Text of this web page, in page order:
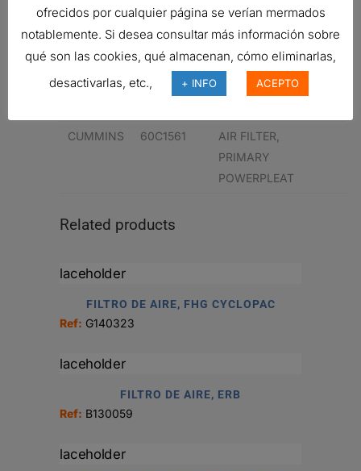
PRIMARY
POWERPLEAT
CUMMINS 60C1561
AIR FILTER,
PRIMARY
CUMMINS 60C1561
AIR FILTER,
PRIMARY
POWERPLEAT
Related products
FILTRO DE AIRE, FHG CYCLOPAC
Ref: G140323
FILTRO DE AIRE, ERB
Ref: B130059
ofrecidos por cualquier página se verían mermados
notablemente. Si desea consultar más información sobre
qué son las cookies, qué almacenan, cómo eliminarlas,
desactivarlas, etc.,
+ INFO ACEPTO